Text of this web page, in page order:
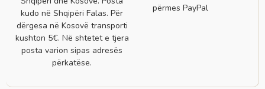
kudo në Shqipëri Falas. Për
dërgesa në Kosovë transporti
kushton 5€. Në shtetet e tjera
posta varion sipas adresës
përkatëse.
përmes PayPal